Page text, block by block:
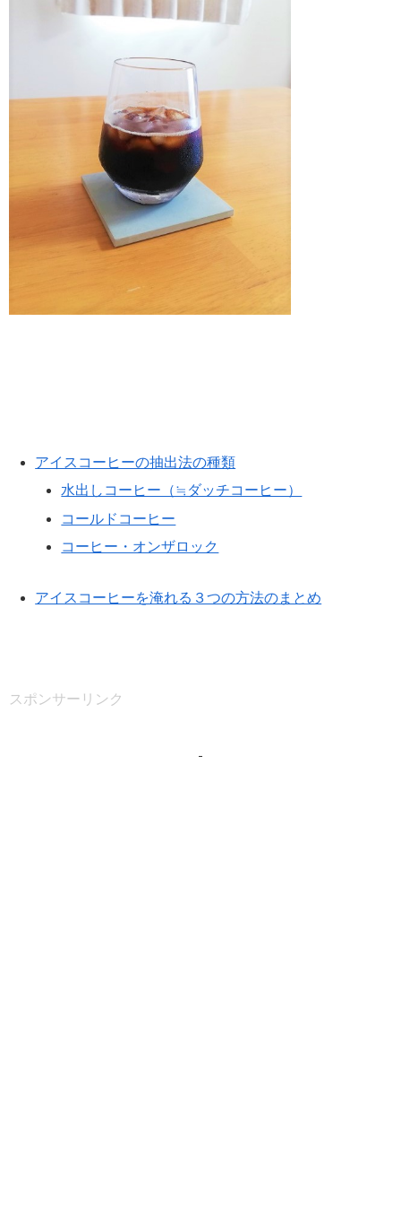
アイスコーヒーの抽出法の種類
水出しコーヒー（≒ダッチコーヒー）
コールドコーヒー
コーヒー・オンザロック
アイスコーヒーを淹れる３つの方法のまとめ
スポンサーリンク